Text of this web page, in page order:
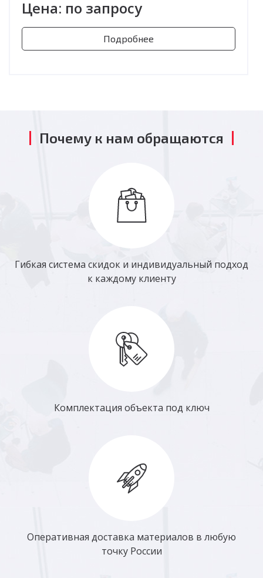
Цена: по запросу
Подробнее
Почему к нам обращаются
Гибкая система скидок и индивидуальный подход
к каждому клиенту
Комплектация объекта под ключ
Оперативная доставка материалов в любую
точку России